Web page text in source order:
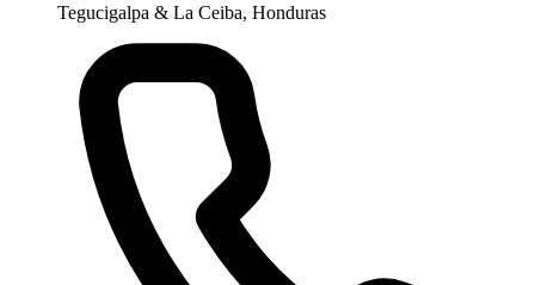
Tegucigalpa & La Ceiba, Honduras